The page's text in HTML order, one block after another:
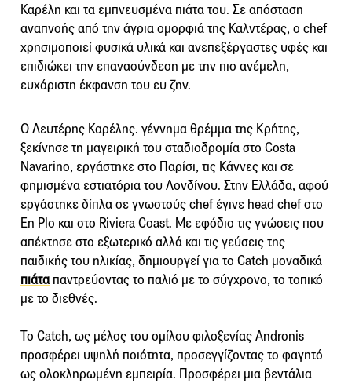
Καρέλη και τα εμπνευσμένα πιάτα του. Σε απόσταση
αναπνοής από την άγρια ομορφιά της Καλντέρας, ο chef
χρησιμοποιεί φυσικά υλικά και ανεπεξέργαστες υφές και
επιδιώκει την επανασύνδεση με την πιο ανέμελη,
ευχάριστη έκφανση του ευ ζην.
Ο Λευτέρης Καρέλης. γέννημα θρέμμα της Κρήτης,
ξεκίνησε τη μαγειρική του σταδιοδρομία στο Costa
Navarino, εργάστηκε στο Παρίσι, τις Κάννες και σε
φημισμένα εστιατόρια του Λονδίνου. Στην Ελλάδα, αφού
εργάστηκε δίπλα σε γνωστούς chef έγινε head chef στο
En Plo και στο Riviera Coast. Με εφόδιο τις γνώσεις που
απέκτησε στο εξωτερικό αλλά και τις γεύσεις της
παιδικής του ηλικίας, δημιουργεί για το Catch μοναδικά
πιάταπαντρεύοντας το παλιό με το σύγχρονο, το τοπικό
με το διεθνές.
Το Catch, ως μέλος του ομίλου φιλοξενίας Andronis
προσφέρει υψηλή ποιότητα, προσεγγίζοντας το φαγητό
ως ολοκληρωμένη εμπειρία. Προσφέρει μια βεντάλια